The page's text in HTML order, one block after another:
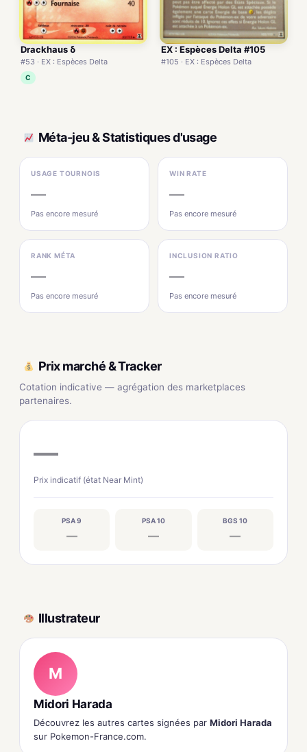
Drackhaus δ
#53 · EX : Espèces Delta
C
EX : Espèces Delta #105
#105 · EX : Espèces Delta
Méta-jeu & Statistiques d'usage
USAGE TOURNOIS
—
Pas encore mesuré
WIN RATE
—
Pas encore mesuré
RANK MÉTA
—
Pas encore mesuré
INCLUSION RATIO
—
Pas encore mesuré
Prix marché & Tracker
Cotation indicative — agrégation des marketplaces
partenaires.
—
Prix indicatif (état Near Mint)
PSA 9
—
PSA 10
—
BGS 10
—
Illustrateur
M
Midori Harada
Découvrez les autres cartes signées par Midori Harada
sur Pokemon-France.com.